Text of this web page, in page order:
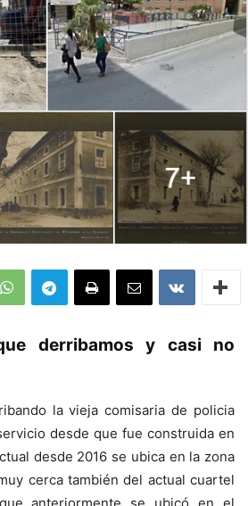
derribamos y casi no
la vieja comisaria de policia
desde que fue construida en
desde 2016 se ubica en la zona
cerca también del actual cuartel